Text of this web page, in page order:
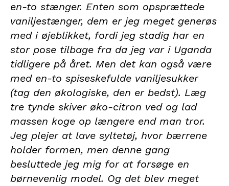
en-to stænger. Enten som opsprættede
vaniljestænger, dem er jeg meget generøs
med i øjeblikket, fordi jeg stadig har en
stor pose tilbage fra da jeg var i Uganda
tidligere på året. Men det kan også være
med en-to spiseskefulde vaniljesukker
(tag den økologiske, den er bedst). Læg
tre tynde skiver øko-citron ved og lad
massen koge op længere end man tror.
Jeg plejer at lave syltetøj, hvor bærrene
holder formen, men denne gang
besluttede jeg mig for at forsøge en
børnevenlig model. Og det blev meget